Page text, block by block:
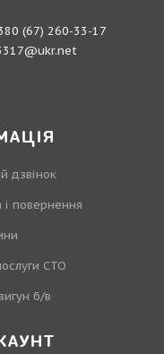
(67) 260-33-17
дзвінок
і повернення
СТО
б/в